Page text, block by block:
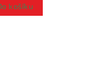
košíku